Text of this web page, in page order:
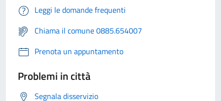
Leggi le domande frequenti
Chiama il comune 0885.654007
Prenota un appuntamento
Problemi in città
Segnala disservizio